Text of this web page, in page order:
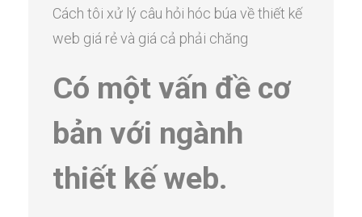
Cách tôi xử lý câu hỏi hóc búa về thiết kế
web giá rẻ và giá cả phải chăng
Có một vấn đề cơ
bản với ngành
thiết kế web.